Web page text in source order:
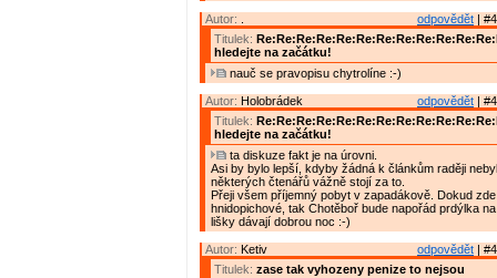
odpovědět |
Autor:
Titulek:
hledejte na začátku!
nauč se pravopisu chytrolíne :-)
odpovědět |
Autor: Holobrádek
Titulek:
hledejte na začátku!
ta diskuze fakt je na úrovni.
Asi by bylo lepší, kdyby žádná k článkům raději
některých čtenářů vážně stojí za to.
Přeji všem příjemný pobyt v zapadákově. Dokud
hnidopichové, tak Chotěboř bude napořád prdýlka
lišky dávají dobrou noc :-)
odpovědět |
Autor: Ketiv
Titulek: zase tak vyhozeny penize to nejsou